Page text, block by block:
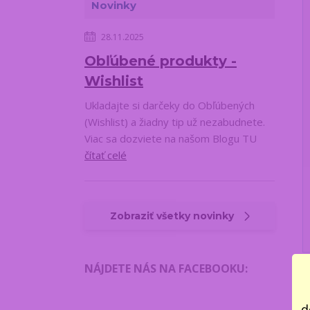
Novinky
28.11.2025
Obľúbené produkty -
Wishlist
Ukladajte si darčeky do Obľúbených
(Wishlist) a žiadny tip už nezabudnete.
Viac sa dozviete na našom Blogu TU
čítať celé
Zobraziť všetky novinky
NÁJDETE NÁS NA FACEBOOKU: